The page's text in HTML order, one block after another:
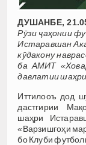
ДУШАНБЕ,
Рӯзи ҷаҳонии
Истаравшан
кӯдакону
ба АМИТ
давлатии
Иттилооъ дод
дастгирии
шаҳри
«Варзишгоҳи
бо Клуби